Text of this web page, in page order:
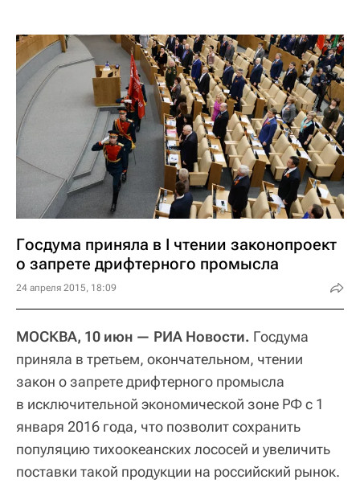
Госдума приняла в I чтении законопроект
о запрете дрифтерного промысла
24 апреля 2015, 18:09
МОСКВА, 10 июн — РИА Новости. Госдума
приняла в третьем, окончательном, чтении
закон о запрете дрифтерного промысла
в исключительной экономической зоне РФ с 1
января 2016 года, что позволит сохранить
популяцию тихоокеанских лососей и увеличить
поставки такой продукции на российский рынок.